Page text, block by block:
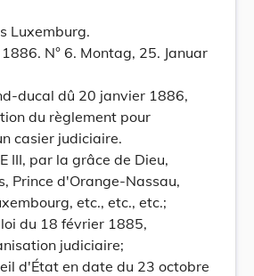
Luxemburg.
N° 6. Montag, 25. Januar
ducal dû 20 janvier 1886,
du règlement pour
casier judiciaire.
III, par la grâce de Dieu,
Prince d'Orange-Nassau,
etc., etc., etc.;
du 18 février 1885,
judiciaire;
d'État en date du 23 octobre